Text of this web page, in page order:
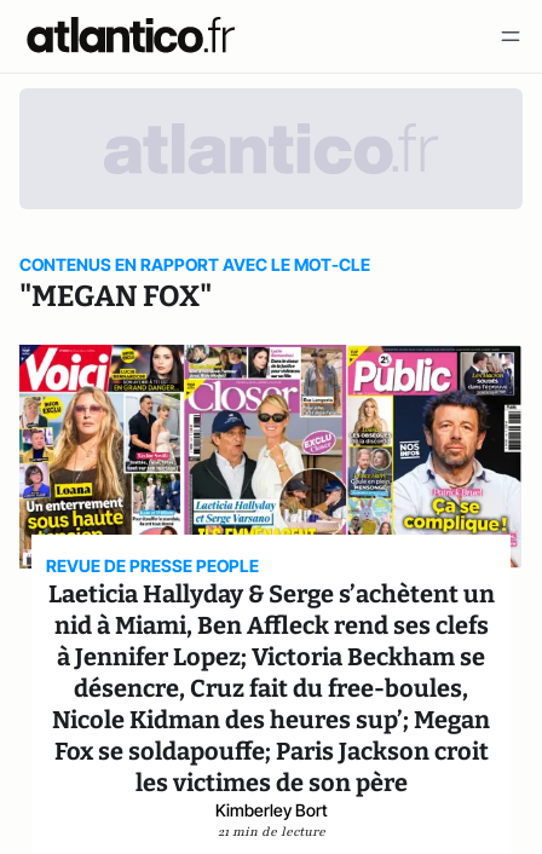
CONTENUS EN RAPPORT AVEC LE MOT-CLE
"MEGAN FOX"
REVUE DE PRESSE PEOPLE
Laeticia Hallyday & Serge s’achètent un
nid à Miami, Ben Affleck rend ses clefs
à Jennifer Lopez; Victoria Beckham se
désencre, Cruz fait du free-boules,
Nicole Kidman des heures sup’; Megan
Fox se soldapouffe; Paris Jackson croit
les victimes de son père
Kimberley Bort
21 min de lecture